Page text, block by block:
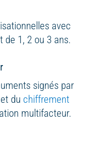
avec
de 1, 2 ou 3 ans.
signés par
du chiffrement
multifacteur.